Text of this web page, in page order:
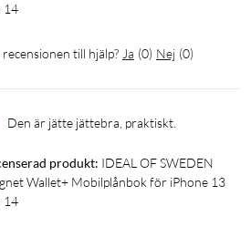
14
recensionen till hjälp? Ja (0) Nej (0)
Den är jätte jättebra, praktiskt.
produkt: IDEAL OF SWEDEN
Wallet+ Mobilplånbok för iPhone 13
14